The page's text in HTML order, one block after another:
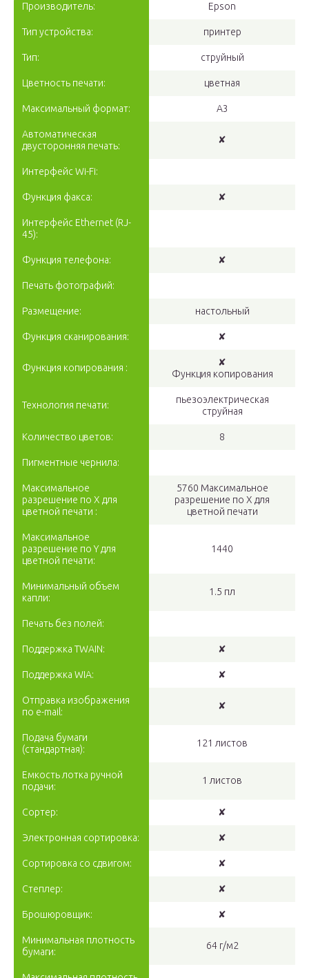
Производитель: Epson
Тип устройства: принтер
Тип: струйный
Цветность печати: цветная
Максимальный формат: A3
Автоматическая
двусторонняя печать:
✘
Интерфейс Wi-Fi:
Функция факса: ✘
Интерфейс Ethernet (RJ-
45):
Функция телефона: ✘
Печать фотографий:
Размещение: настольный
Функция сканирования: ✘
Функция копирования :
✘
Функция копирования
Технология печати:
пьезоэлектрическая
струйная
Количество цветов: 8
Пигментные чернила:
Максимальное
разрешение по X для
цветной печати :
5760 Максимальное
разрешение по Х для
цветной печати
Максимальное
разрешение по Y для
цветной печати:
1440
Минимальный объем
капли:
1.5 пл
Печать без полей:
Поддержка TWAIN: ✘
Поддержка WIA: ✘
Отправка изображения
по e-mail:
✘
Подача бумаги
(стандартная):
121 листов
Емкость лотка ручной
подачи:
1 листов
Сортер: ✘
Электронная сортировка: ✘
Сортировка со сдвигом: ✘
Степлер: ✘
Брошюровщик: ✘
Минимальная плотность
бумаги:
64 г/м2